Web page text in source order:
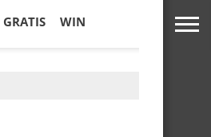
GRATIS WIN